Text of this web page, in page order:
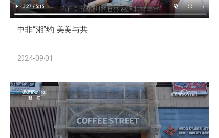
中非“湘”约 美美与共
2024-09-01